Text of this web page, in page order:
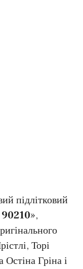
підлітковий
90210»,
Торі
Остіна Гріна і